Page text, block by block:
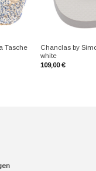
Tasche
Chanclas by
white
109,00€